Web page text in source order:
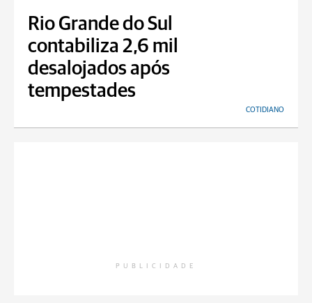
Rio Grande do Sul
contabiliza 2,6 mil
desalojados após
tempestades
COTIDIANO
PUBLICIDADE